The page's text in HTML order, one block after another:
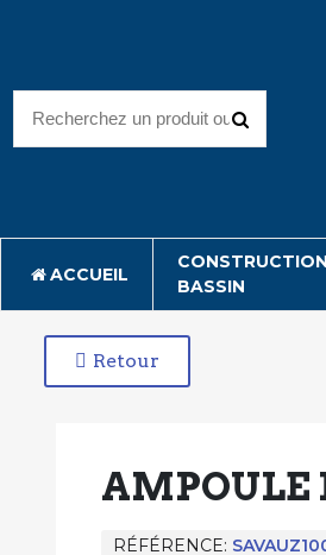
ACCUEIL
CONSTRUCTION
BASSIN
Retour
AMPOULE
RÉFÉRENCE